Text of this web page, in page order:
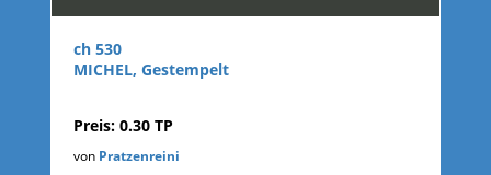
ch 530
MICHEL, Gestempelt
Preis: 0.30 TP
von Pratzenreini